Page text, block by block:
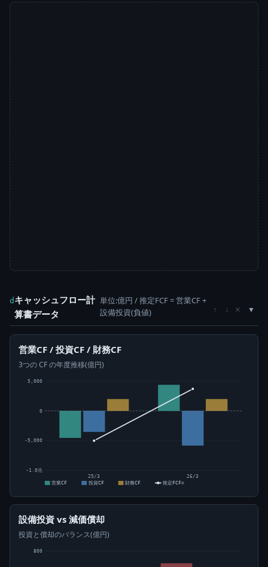
d キャッシュフロー計
算書データ
単位:億円 / 推定FCF = 営業CF +
設備投資(負値)
↑ ↓ ×
営業CF / 投資CF / 財務CF
3つの CF の年度推移(億円)
-1.0兆
-5,000
0
5,000
25/3
26/3
営業CF
投資CF 財務CF 推定FCF⊙
設備投資 vs 減価償却
投資と償却のバランス(億円)
800